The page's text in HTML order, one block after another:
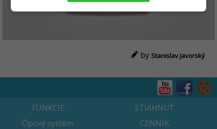
by Stanislav Javorský
FUNKCIE
Čipový systém
STIAHNUŤ
CENNÍK